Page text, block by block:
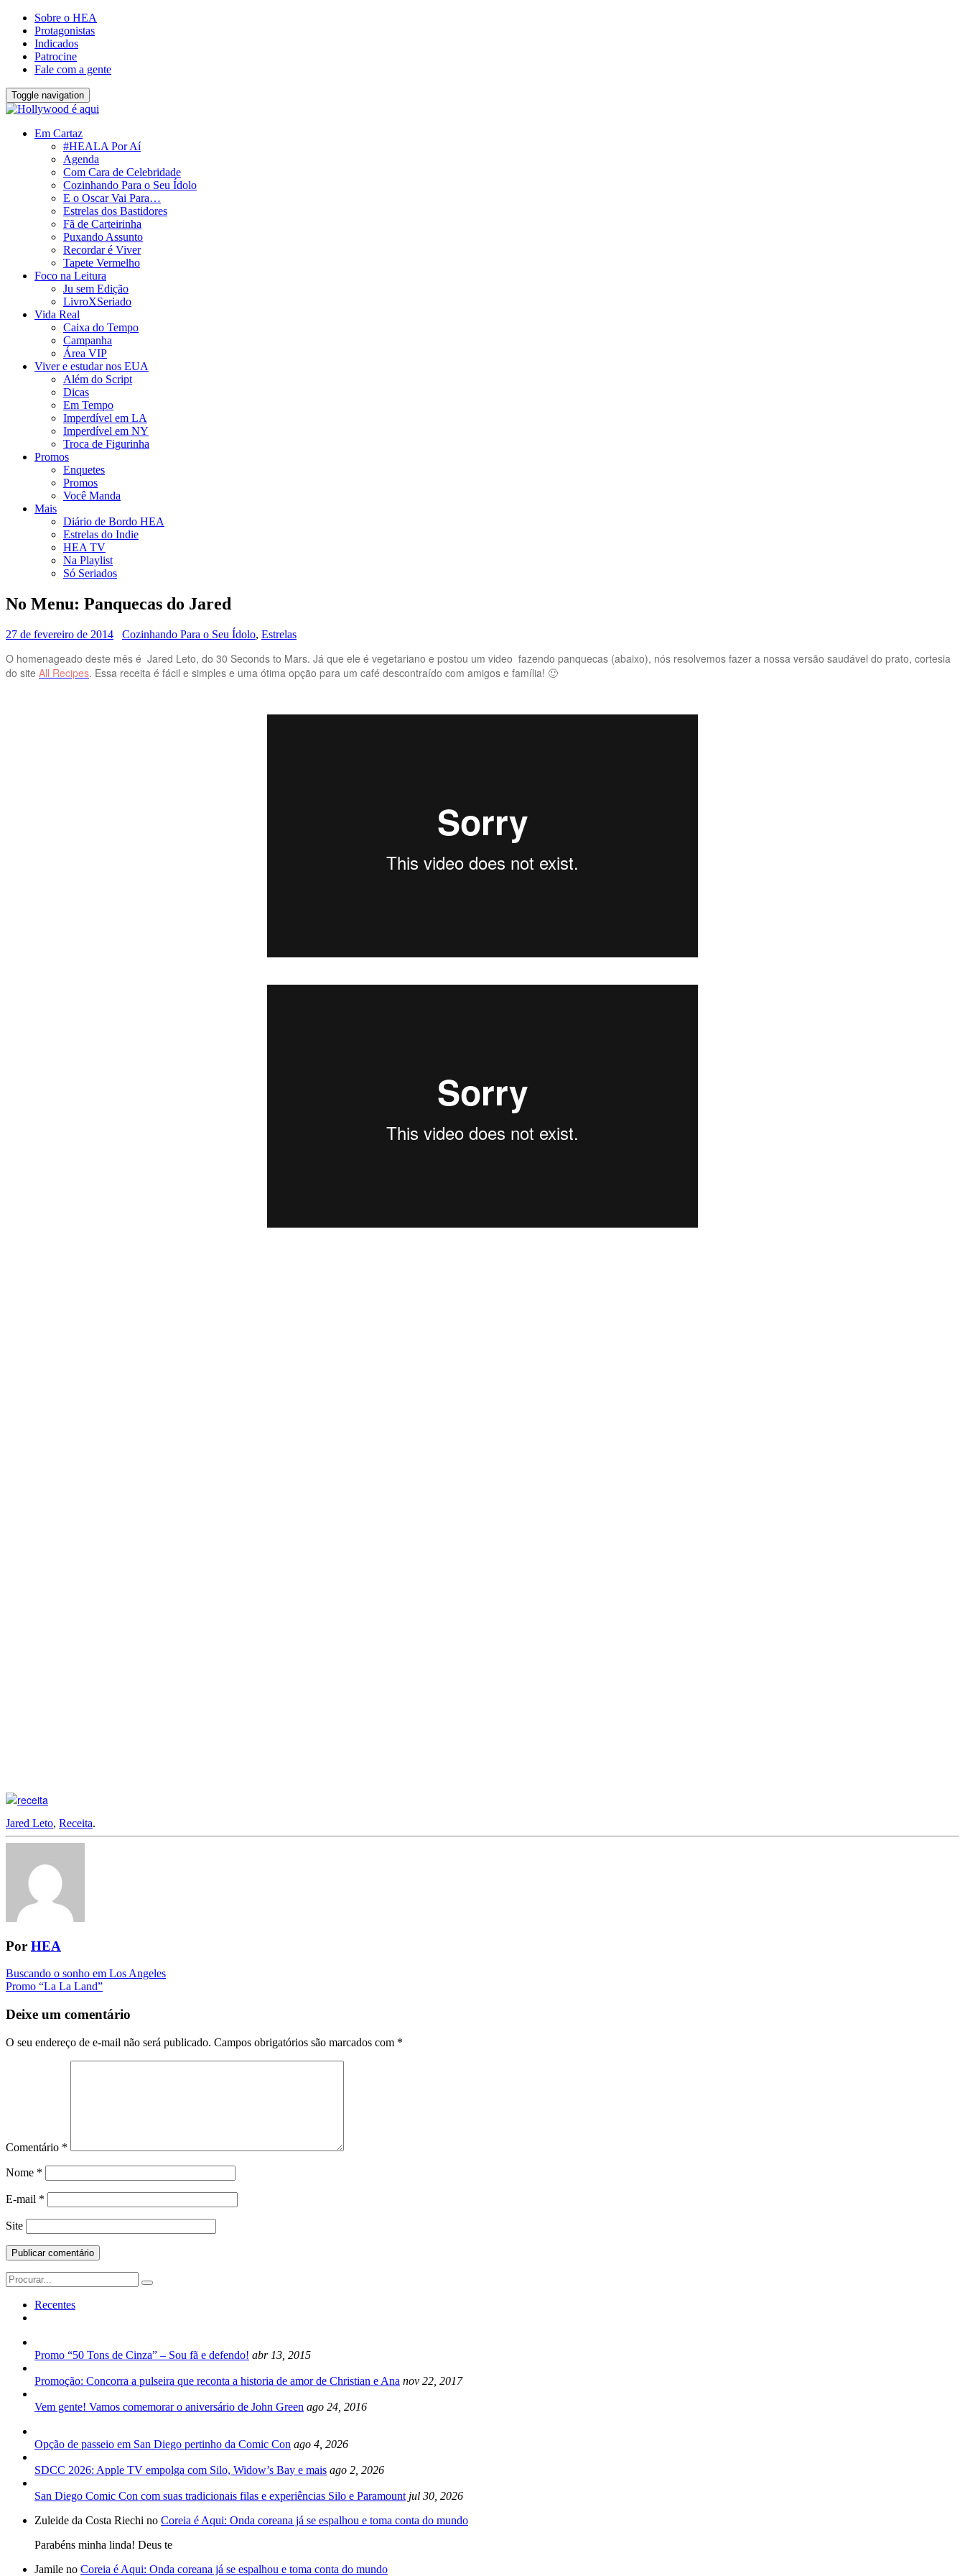
Sobre o HEA
Protagonistas
Indicados
Patrocine
Fale com a gente
Toggle navigation
Em Cartaz
#HEALA Por Aí
Agenda
Com Cara de Celebridade
Cozinhando Para o Seu Ídolo
E o Oscar Vai Para…
Estrelas dos Bastidores
Fã de Carteirinha
Puxando Assunto
Recordar é Viver
Tapete Vermelho
Foco na Leitura
Ju sem Edição
LivroXSeriado
Vida Real
Caixa do Tempo
Campanha
Área VIP
Viver e estudar nos EUA
Além do Script
Dicas
Em Tempo
Imperdível em LA
Imperdível em NY
Troca de Figurinha
Promos
Enquetes
Promos
Você Manda
Mais
Diário de Bordo HEA
Estrelas do Indie
HEA TV
Na Playlist
Só Seriados
No Menu: Panquecas do Jared
27 de fevereiro de 2014 Cozinhando Para o Seu Ídolo, Estrelas
O homenageado deste mês é Jared Leto, do 30 Seconds to Mars. Já que ele é vegetariano e postou um video fazendo panquecas (abaixo), nós resolvemos fazer a nossa versão saudável do prato, cortesia
do site All Recipes. Essa receita é fácil e simples e uma ótima opção para um café descontraído com amigos e família! 🙂
Jared Leto, Receita.
Por HEA
Navegação
da
Postagem
Buscando o sonho em Los Angeles
Promo “La La Land”
Deixe um comentário
O seu endereço de e-mail não será publicado. Campos obrigatórios são marcados com *
Comentário *
Nome *
E-mail *
Site
Search
for:
Recentes
Promo “50 Tons de Cinza” – Sou fã e defendo! abr 13, 2015
Promoção: Concorra a pulseira que reconta a historia de amor de Christian e Ana nov 22, 2017
Vem gente! Vamos comemorar o aniversário de John Green ago 24, 2016
Opção de passeio em San Diego pertinho da Comic Con ago 4, 2026
SDCC 2026: Apple TV empolga com Silo, Widow’s Bay e mais ago 2, 2026
San Diego Comic Con com suas tradicionais filas e experiências Silo e Paramount jul 30, 2026
Zuleide da Costa Riechi no Coreia é Aqui: Onda coreana já se espalhou e toma conta do mundo
Parabéns minha linda! Deus te
Jamile no Coreia é Aqui: Onda coreana já se espalhou e toma conta do mundo